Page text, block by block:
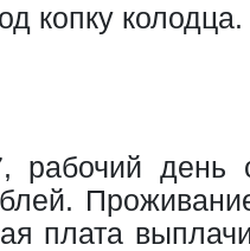
копку колодца.
рабочий
плата